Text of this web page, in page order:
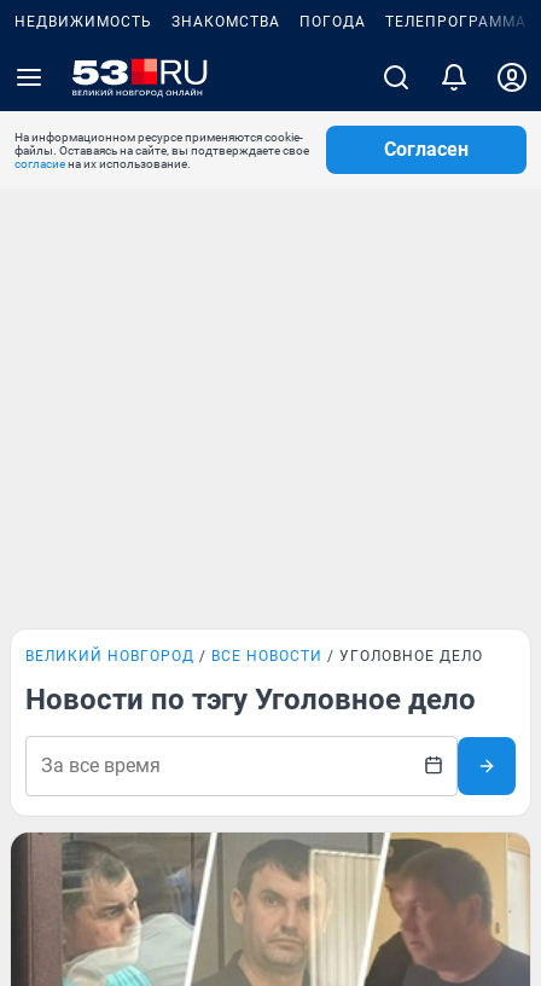
НЕДВИЖИМОСТЬ ЗНАКОМСТВА ПОГОДА ТЕЛЕПРОГРАММА
На информационном ресурсе применяются cookie-
файлы. Оставаясь на сайте, вы подтверждаете свое
согласиена их использование.
Согласен
ВЕЛИКИЙ НОВГОРОД ВСЕ НОВОСТИ УГОЛОВНОЕ ДЕЛО
Новости по тэгу Уголовное дело